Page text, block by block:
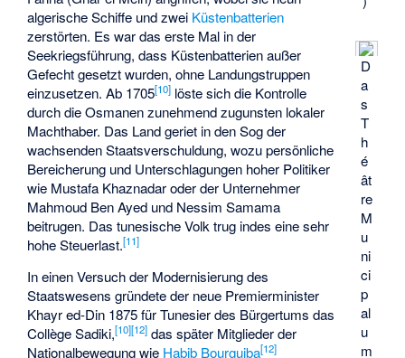
D
a
s
T
h
é
ât
re
M
u
ni
ci
p
al
u
m
algerische Schiffe und zwei Küstenbatterien
zerstörten. Es war das erste Mal in der
Seekriegsführung, dass Küstenbatterien außer
Gefecht gesetzt wurden, ohne Landungstruppen
einzusetzen. Ab 1705[10] löste sich die Kontrolle
durch die Osmanen zunehmend zugunsten lokaler
Machthaber. Das Land geriet in den Sog der
wachsenden Staatsverschuldung, wozu persönliche
Bereicherung und Unterschlagungen hoher Politiker
wie Mustafa Khaznadaroder der Unternehmer
Mahmoud Ben Ayed und Nessim Samama
beitrugen. Das tunesische Volk trug indes eine sehr
hohe Steuerlast.[11]
In einen Versuch der Modernisierung des
Staatswesens gründete der neue Premierminister
Khayr ed-Din 1875 für Tunesier des Bürgertums das
Collège Sadiki,[10][12] das später Mitglieder der
Nationalbewegung wie Habib Bourguiba[12]